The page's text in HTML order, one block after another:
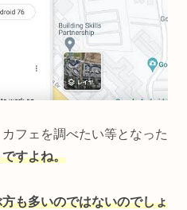
フェを調べたい等となった
すよね。
も多いのではないのでしょ